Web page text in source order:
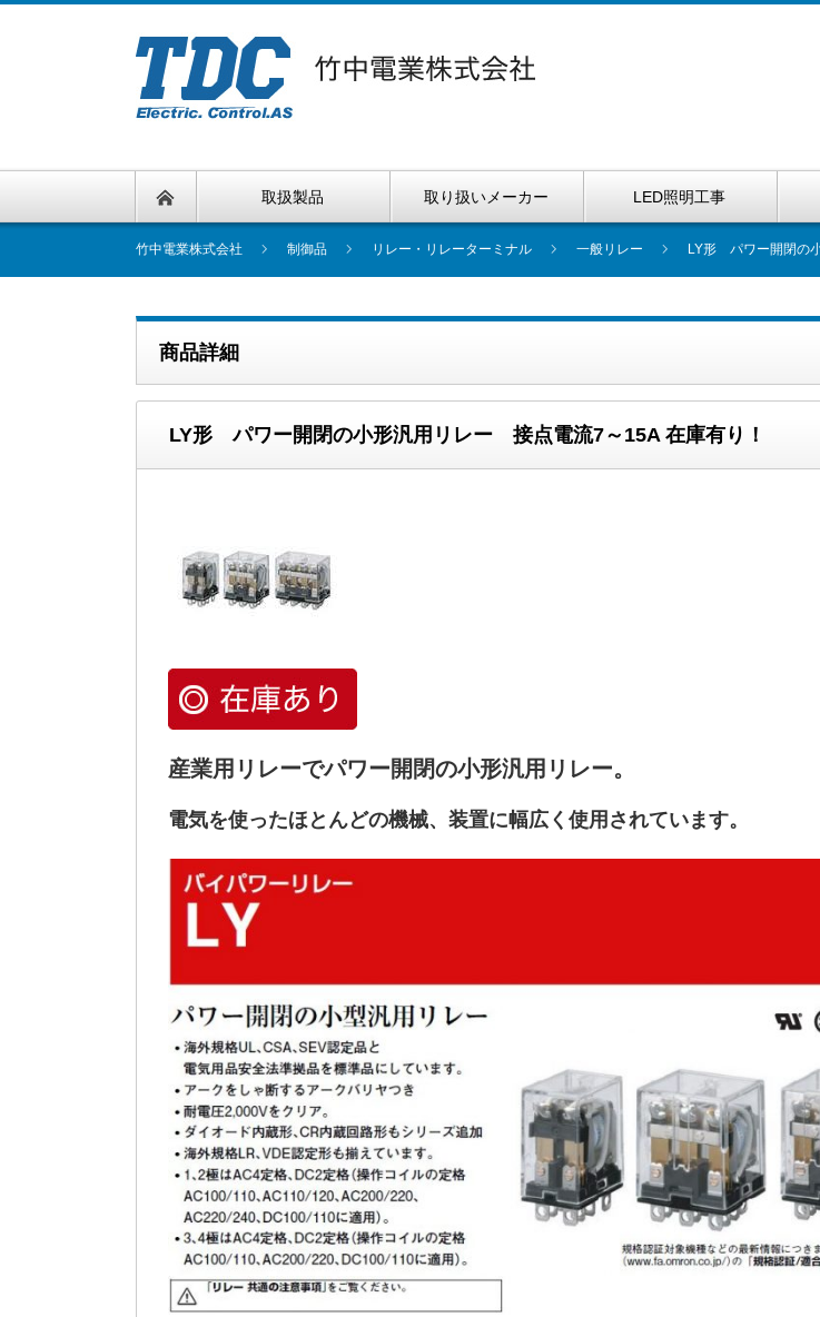
取扱製品 取り扱いメーカー LED照明工事
竹中電業株式会社 制御品 リレー・リレーターミナル 一般リレー LY形 パワー開閉の
商品詳細
LY形 パワー開閉の小形汎用リレー 接点電流7～15A 在庫有り！
産業用リレーでパワー開閉の小形汎用リレー。
電気を使ったほとんどの機械、装置に幅広く使用されています。